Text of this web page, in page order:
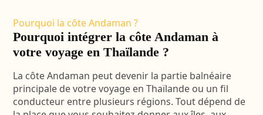
Pourquoi la côte Andaman ?
Pourquoi intégrer la côte Andaman à
votre voyage en Thaïlande ?
La côte Andaman peut devenir la partie balnéaire
principale de votre voyage en Thaïlande ou un fil
conducteur entre plusieurs régions. Tout dépend de